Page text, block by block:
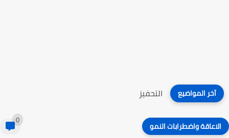
آخر المواضيع التميز الأكاديمي
الاعاقة واضطرابات النمو 0